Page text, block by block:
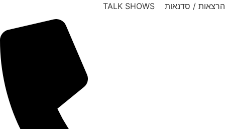
דלג
הרצאות / סדנאות TALK SHOWS